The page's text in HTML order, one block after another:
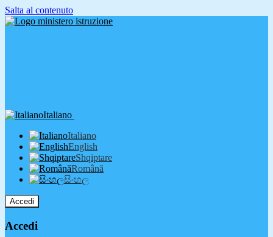
Salta al contenuto
Italiano
Italiano
English
Shqiptare
Română
සිංහල
Accedi
Accedi